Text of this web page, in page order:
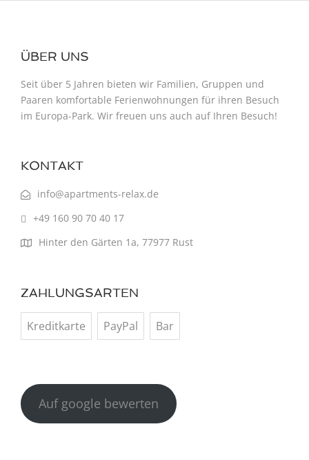
ÜBER UNS
Seit über 5 Jahren bieten wir Familien, Gruppen und
Paaren komfortable Ferienwohnungen für ihren Besuch
im Europa-Park. Wir freuen uns auch auf Ihren Besuch!
KONTAKT
info@apartments-relax.de
+49 160 90 70 40 17
Hinter den Gärten 1a, 77977 Rust
ZAHLUNGSARTEN
Kreditkarte PayPal Bar
Auf google bewerten